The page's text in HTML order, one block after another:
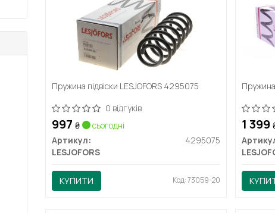
Пружина підвіски LESJOFORS 4295075
0 відгуків
997 ₴
сьогодні
Артикул:
4295075
LESJOFORS
КУПИТИ Код: 73059-20
Пружина
1 399